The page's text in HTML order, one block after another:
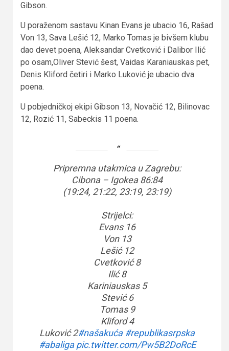
Gibson.
U poraženom sastavu Kinan Evans je ubacio 16, Rašad
Von 13, Sava Lešić 12, Marko Tomas je bivšem klubu
dao devet poena, Aleksandar Cvetković i Dalibor Ilić
po osam,Oliver Stević šest, Vaidas Karaniauskas pet,
Denis Kliford četiri i Marko Luković je ubacio dva
poena.
U pobjedničkoj ekipi Gibson 13, Novačić 12, Bilinovac
12, Rozić 11, Sabeckis 11 poena.
Pripremna utakmica u Zagrebu:
Cibona – Igokea 86:84
(19:24, 21:22, 23:19, 23:19)
Strijelci:
Evans 16
Von 13
Lešić 12
Cvetković 8
Ilić 8
Kariniauskas 5
Stević 6
Tomas 9
Kliford 4
Luković 2#našakuća #republikasrpska
#abaliga pic.twitter.com/Pw5B2DoRcE